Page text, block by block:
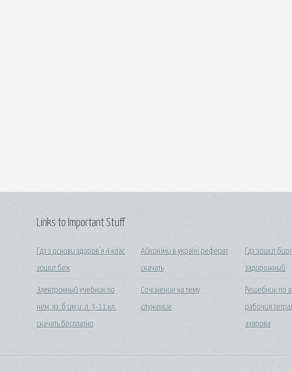
Links to Important Stuff
Гдз з основи здоров'я 4 клас
зошит бех
Электронный учебник по
нем. яз. б им и. л. 3-11 кл.
скачать бесплатно
Айконіми в україні реферат
скачать
Сочинение на тему
служение
Гдз зошит
задорожный
Решебник по
рабочия
азарова